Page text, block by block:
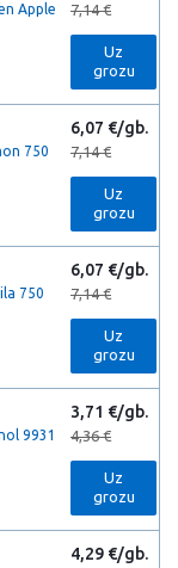
Apple
7,14 €
Uz
grozu
750
6,07 €/gb.
7,14 €
Uz
grozu
750
6,07 €/gb.
7,14 €
Uz
grozu
9931
3,71 €/gb.
4,36 €
Uz
grozu
4,29 €/gb.